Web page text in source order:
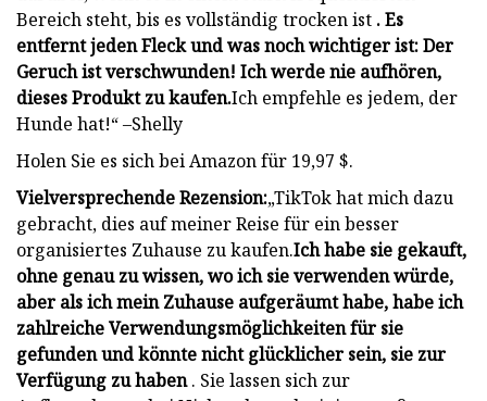
Bereich steht, bis es vollständig trocken ist . Es
entfernt jeden Fleck und was noch wichtiger ist: Der
Geruch ist verschwunden! Ich werde nie aufhören,
dieses Produkt zu kaufen.Ich empfehle es jedem, der
Hunde hat!“ –Shelly
Holen Sie es sich bei Amazon für 19,97 $.
Vielversprechende Rezension:„TikTok hat mich dazu
gebracht, dies auf meiner Reise für ein besser
organisiertes Zuhause zu kaufen.Ich habe sie gekauft,
ohne genau zu wissen, wo ich sie verwenden würde,
aber als ich mein Zuhause aufgeräumt habe, habe ich
zahlreiche Verwendungsmöglichkeiten für sie
gefunden und könnte nicht glücklicher sein, sie zur
Verfügung zu haben. Sie lassen sich zur